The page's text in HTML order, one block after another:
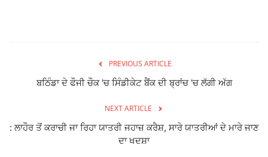
PREVIOUS ARTICLE
ਬਠਿੰਡਾ ਦੇ ਫੌਜੀ ਚੌਕ 'ਚ ਸਿੰਡੀਕੇਟ ਬੈਂਕ ਦੀ ਬ੍ਰਾਂਚ 'ਚ ਲੱਗੀ ਅੱਗ
NEXT ARTICLE
: ਲਾਹੌਰ ਤੋਂ ਕਰਾਚੀ ਜਾ ਰਿਹਾ ਯਾਤਰੀ ਜਹਾਜ਼ ਕਰੈਸ਼, ਸਾਰੇ ਯਾਤਰੀਆਂ ਦੇ ਮਾਰੇ ਜਾਣ
ਦਾ ਖਦਸ਼ਾ